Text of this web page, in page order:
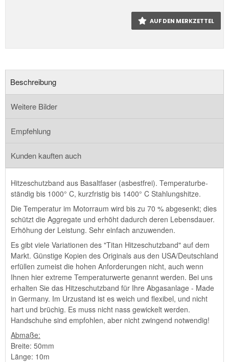
AUF DEN MERKZETTEL
Beschreibung
Weitere Bilder
Empfehlung
Kunden kauften auch
Hitzeschutzband aus Basaltfaser (asbestfrei). Temperatur­be­
stän­dig bis 1000° C, kurzfristig bis 1400° C Stahlungshitze.
Die Temperatur im Motorraum wird bis zu 70 % abgesenkt; dies
schützt die Aggregate und erhöht dadurch deren Lebens­dauer.
Erhöhung der Leistung. Sehr einfach anzu­wenden.
Es gibt viele Variationen des "Titan Hitzeschutzband" auf dem
Markt. Günstige Kopien des Originals aus den USA/Deutschland
erfüllen zumeist die hohen Anforderungen nicht, auch wenn
Ihnen hier extreme Temperaturwerte genannt werden. Bei uns
erhalten Sie das Hitzeschutzband für Ihre Abgasanlage - Made
in Germany. Im Urzustand ist es weich und flexibel, und nicht
hart und brüchig. Es muss nicht nass gewickelt werden.
Handschuhe sind empfohlen, aber nicht zwingend notwendig!
Abmaße:
Breite: 50mm
Länge: 10m